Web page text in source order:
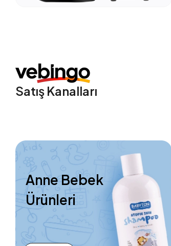
Satış Kanalları
Anne Bebek
Ürünleri